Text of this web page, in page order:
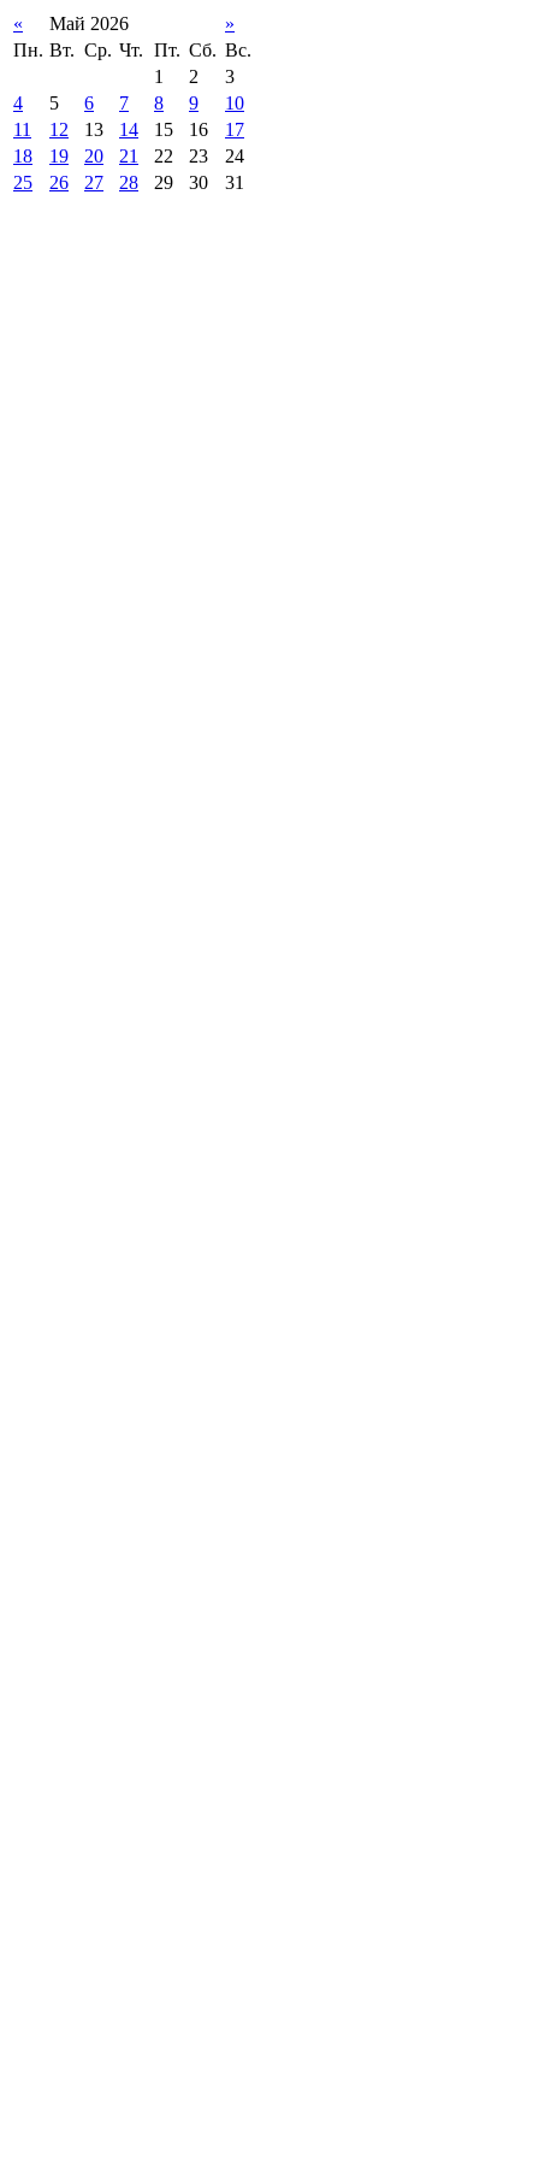
« Май 2026
»
Пн. Вт. Ср. Чт. Пт. Сб. Вс.
1
2
3
4
5 6 7 8 9
10
11
12 13 14 15 16
17
18
19 20 21 22 23
24
25
26 27 28 29 30 31